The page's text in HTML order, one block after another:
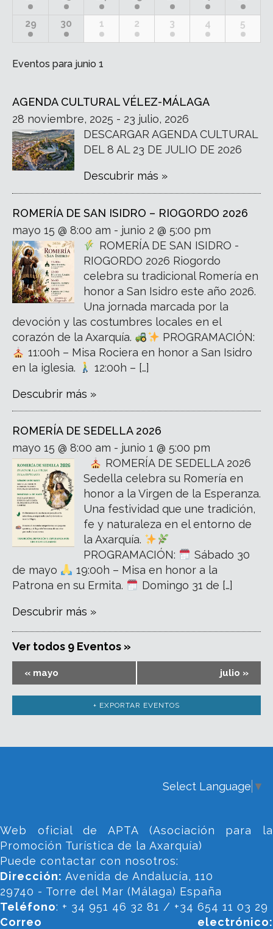
29 30 1 2 3 4 5
Eventos para junio 1
AGENDA CULTURAL VÉLEZ-MÁLAGA
28 noviembre, 2025 - 23 julio, 2026
DESCARGAR AGENDA CULTURAL
DEL 8 AL 23 DE JULIO DE 2026
Descubrir más »
ROMERÍA DE SAN ISIDRO – RIOGORDO 2026
mayo 15 @ 8:00 am - junio 2 @ 5:00 pm
ROMERÍA DE SAN ISIDRO -
RIOGORDO 2026 Riogordo
celebra su tradicional Romería en
honor a San Isidro este año 2026.
Una jornada marcada por la
devoción y las costumbres locales en el
corazón de la Axarquía.
PROGRAMACIÓN:
11:00h – Misa Rociera en honor a San Isidro
en la iglesia.
12:00h – […]
Descubrir más »
ROMERÍA DE SEDELLA 2026
mayo 15 @ 8:00 am - junio 1 @ 5:00 pm
ROMERÍA DE SEDELLA 2026
Sedella celebra su Romería en
honor a la Virgen de la Esperanza.
Una festividad que une tradición,
fe y naturaleza en el entorno de
la Axarquía.
PROGRAMACIÓN:
Sábado 30
de mayo
19:00h – Misa en honor a la
Patrona en su Ermita.
Domingo 31 de […]
Descubrir más »
Ver todos 9 Eventos »
« mayo julio »
+ EXPORTAR EVENTOS
Select Language ▼
Web oficial de APTA (Asociación para la
Promoción Turística de la Axarquía)
Puede contactar con nosotros:
Dirección: Avenida de Andalucía, 110
29740 - Torre del Mar (Málaga) España
Teléfono: + 34 951 46 32 81 / +34 654 11 03 29
Correo electrónico: